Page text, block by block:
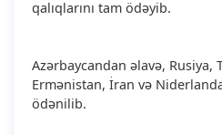
qalıqlarını tam ödəyib.
Azərbaycandan əlavə, Rusiya,
Ermənistan, İran və
ödənilib.